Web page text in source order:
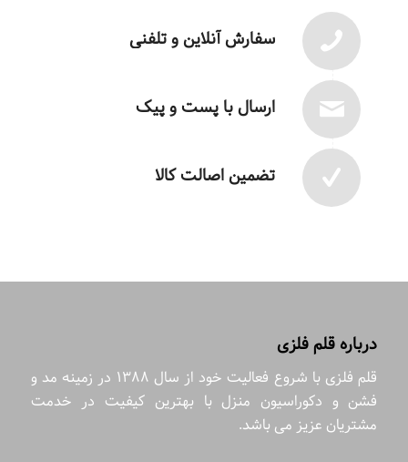
سفارش آنلاین و تلفنی
ارسال با پست و پیک
تضمین اصالت کالا
درباره قلم فلزی
قلم فلزی با شروع فعالیت خود از سال 1388 در زمینه مد و
فشن و دکوراسیون منزل با بهترین کیفیت در خدمت
مشتریان عزیز می باشد.